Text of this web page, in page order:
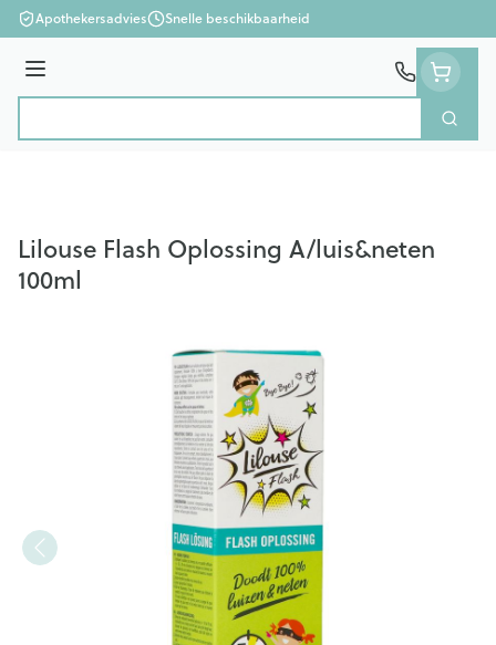
Ga naar de inhoud
Apothekersadvies Snelle beschikbaarheid
Menu
Zoek
Lilouse Flash Oplossing A/luis&neten
100ml